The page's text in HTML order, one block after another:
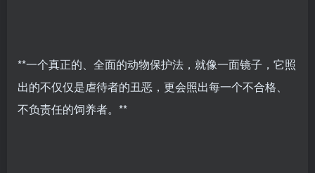
**一个真正的、全面的动物保护法，就像一面镜子，它照
出的不仅仅是虐待者的丑恶，更会照出每一个不合格、
不负责任的饲养者。**